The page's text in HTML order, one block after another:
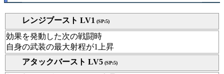
レンジブースト LV1 (SP:5)
効果を発動した次の戦闘時
自身の武装の最大射程が1上昇
アタックバースト LV5 (SP:5)